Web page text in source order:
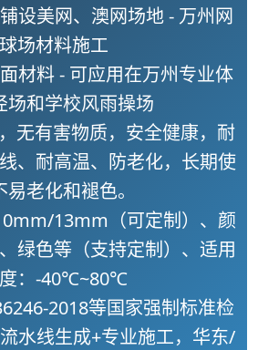
设美网、澳网场地 - 万州网
球场材料施工
材料- 可应用在万州专业体
场和学校风雨操场
无有害物质，安全健康，耐
、耐高温、防老化，长期使
易老化和褪色。
13mm（可定制）、颜
绿色等（支持定制）、适用
：-40℃~80℃
2018等国家强制标准检
水线生成+专业施工，华东/